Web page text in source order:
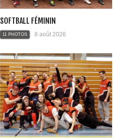
SOFTBALL FÉMININ
11 PHOTOS 8 août 2026